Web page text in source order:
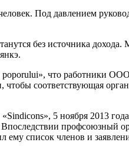
Под давлением
без источника
что работники
соответствующая
5 ноября 2013
список членов и